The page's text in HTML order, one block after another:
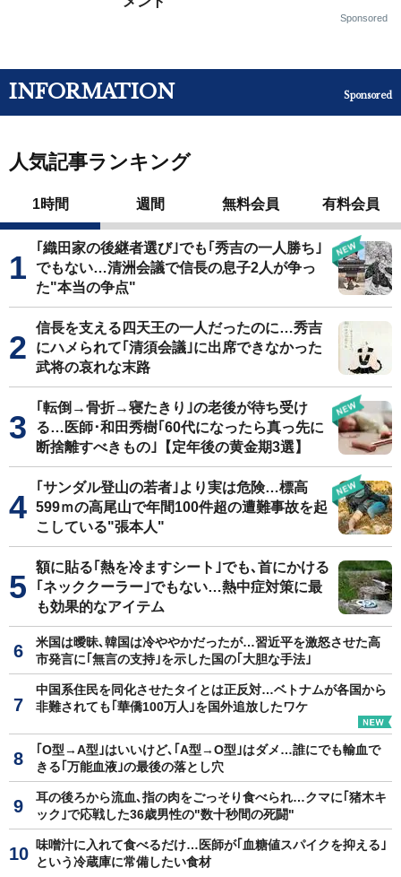
Sponsored
INFORMATION Sponsored
人気記事ランキング
1時間 週間 無料会員 有料会員
｢織田家の後継者選び｣でも｢秀吉の一人勝ち｣
でもない…清洲会議で信長の息子2人が争っ
た"本当の争点"
信長を支える四天王の一人だったのに…秀吉
にハメられて｢清須会議｣に出席できなかった
武将の哀れな末路
｢転倒→骨折→寝たきり｣の老後が待ち受け
る…医師･和田秀樹｢60代になったら真っ先に
断捨離すべきもの｣【定年後の黄金期3選】
｢サンダル登山の若者｣より実は危険…標高
599ｍの高尾山で年間100件超の遭難事故を起
こしている"張本人"
額に貼る｢熱を冷ますシート｣でも､首にかける
｢ネッククーラー｣でもない…熱中症対策に最
も効果的なアイテム
米国は曖昧､韓国は冷ややかだったが…習近平を激怒させた高
市発言に｢無言の支持｣を示した国の｢大胆な手法｣
中国系住民を同化させたタイとは正反対…ベトナムが各国から
非難されても｢華僑100万人｣を国外追放したワケ
｢O型→A型｣はいいけど､｢A型→O型｣はダメ…誰にでも輸血で
きる｢万能血液｣の最後の落とし穴
耳の後ろから流血､指の肉をごっそり食べられ…クマに｢猪木キ
ック｣で応戦した36歳男性の"数十秒間の死闘"
味噌汁に入れて食べるだけ…医師が｢血糖値スパイクを抑える｣
という冷蔵庫に常備したい食材